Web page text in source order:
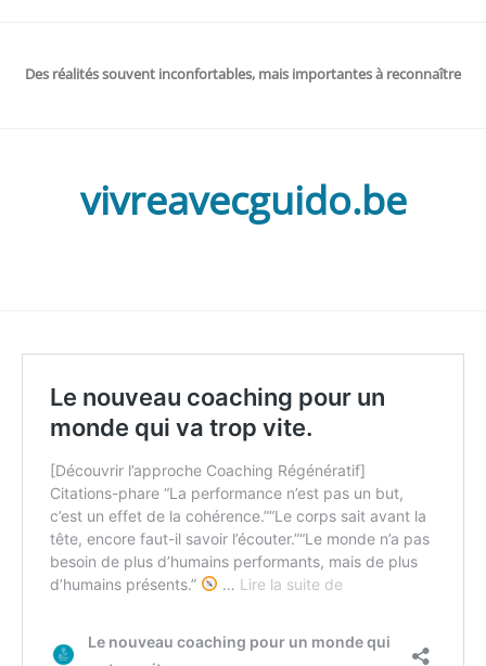
Des réalités souvent inconfortables, mais importantes à reconnaître
vivreavecguido.be